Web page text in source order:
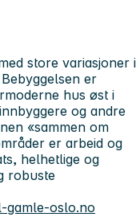
store variasjoner i
er
hus øst i
og andre
«sammen om
er arbeid og
helhetlige og
robuste
gamle-oslo.no